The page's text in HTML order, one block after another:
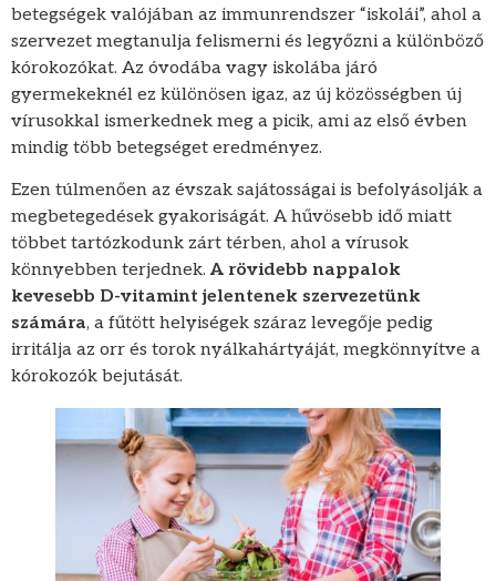
betegségek valójában az immunrendszer “iskolái”, ahol a
szervezet megtanulja felismerni és legyőzni a különböző
kórokozókat. Az óvodába vagy iskolába járó
gyermekeknél ez különösen igaz, az új közösségben új
vírusokkal ismerkednek meg a picik, ami az első évben
mindig több betegséget eredményez.
Ezen túlmenően az évszak sajátosságai is befolyásolják a
megbetegedések gyakoriságát. A hűvösebb idő miatt
többet tartózkodunk zárt térben, ahol a vírusok
könnyebben terjednek. A rövidebb nappalok
kevesebb D-vitamint jelentenek szervezetünk
számára, a fűtött helyiségek száraz levegője pedig
irritálja az orr és torok nyálkahártyáját, megkönnyítve a
kórokozók bejutását.